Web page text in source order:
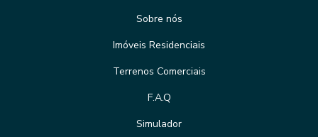
Sobre nós
Imóveis Residenciais
Terrenos Comerciais
F.A.Q
Simulador